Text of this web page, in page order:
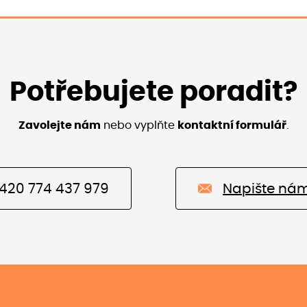
Potřebujete poradit?
Zavolejte nám nebo vyplňte kontaktní formulář.
774 437 979 Napište